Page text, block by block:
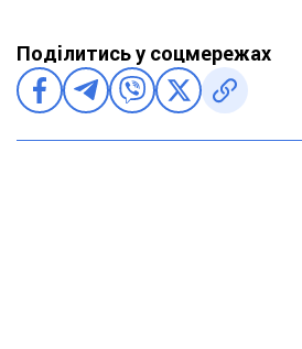
Поділитись у соцмережах